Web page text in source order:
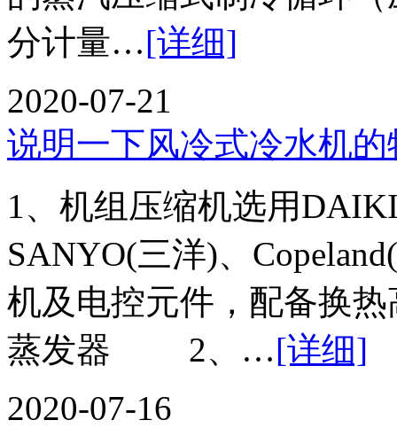
分计量…[详细]
2020-07-21
说明一下风冷式冷水机
1、机组压缩机选用
SANYO(三洋)、
机及电控元件，配备换
蒸发器 2、…[详细]
2020-07-16